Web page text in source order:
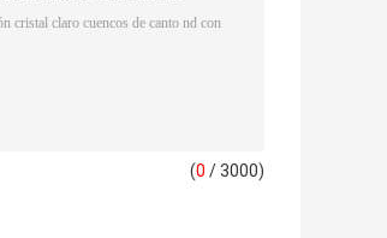
(0 / 3000)